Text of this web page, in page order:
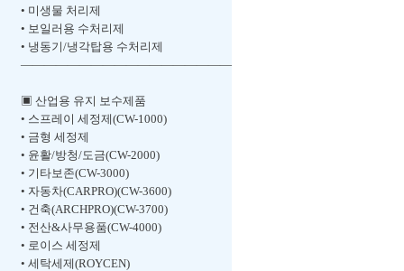
• 미생물 처리제
• 보일러용 수처리제
• 냉동기/냉각탑용 수처리제
――――――――――――――――――
▣ 산업용 유지 보수제품
• 스프레이 세정제(CW-1000)
• 금형 세정제
• 윤활/방청/도금(CW-2000)
• 기타보존(CW-3000)
• 자동차(CARPRO)(CW-3600)
• 건축(ARCHPRO)(CW-3700)
• 전산&사무용품(CW-4000)
• 로이스 세정제
• 세탁세제(ROYCEN)